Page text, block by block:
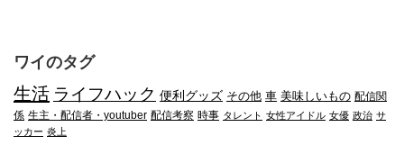
ワイのタグ
生活 ライフハック 便利グッズ その他 車 美味しいもの 配信関
係 生主・配信者・youtuber 配信考察 時事 タレント 女性アイドル 女優 政治 サ
ッカー 炎上